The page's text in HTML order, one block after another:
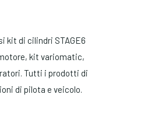
kit di cilindri STAGE6
kit variomatic,
Tutti i prodotti di
di pilota e veicolo.